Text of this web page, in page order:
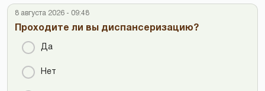
8 августа 2026 - 09:48
Проходите ли вы диспансеризацию?
Да
Нет